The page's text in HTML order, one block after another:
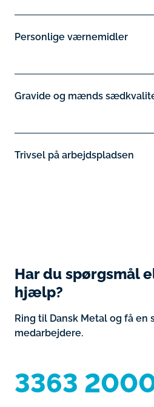
Personlige værnemidler
Gravide og mænds
Trivsel på arbejdspladsen
Har du spørgsmål
hjælp?
Ring til Dansk Metal og få en
medarbejdere.
3363